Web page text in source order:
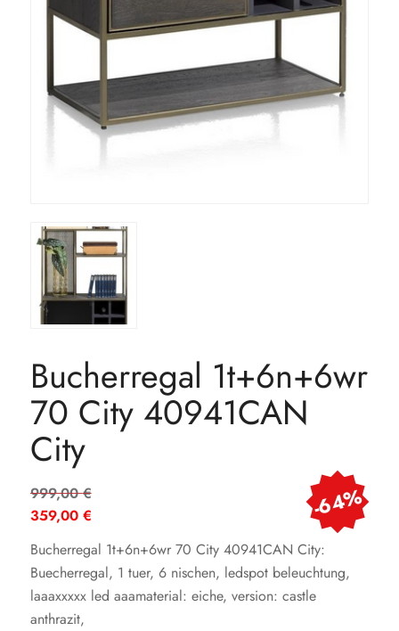
Bucherregal 1t+6n+6wr
70 City 40941CAN
City
999,00€Ursprünglicher
Preis
999,00 €
359,00 €
Preis
ist:
359,00 €.
-64%
Bucherregal 1t+6n+6wr 70 City 40941CAN City:
Buecherregal, 1 tuer, 6 nischen, ledspot beleuchtung,
laaaxxxxx led aaamaterial: eiche, version: castle
anthrazit,